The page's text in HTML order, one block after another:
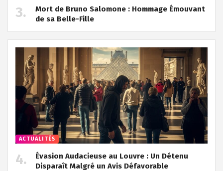
Mort de Bruno Salomone : Hommage Émouvant
de sa Belle-Fille
ACTUALITÉS
Évasion Audacieuse au Louvre : Un Détenu
Disparaît Malgré un Avis Défavorable